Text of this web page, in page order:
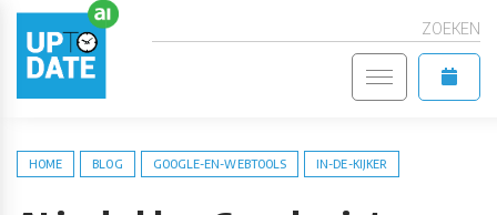
ZOEKEN
HOME BLOG GOOGLE-EN-WEBTOOLS IN-DE-KIJKER